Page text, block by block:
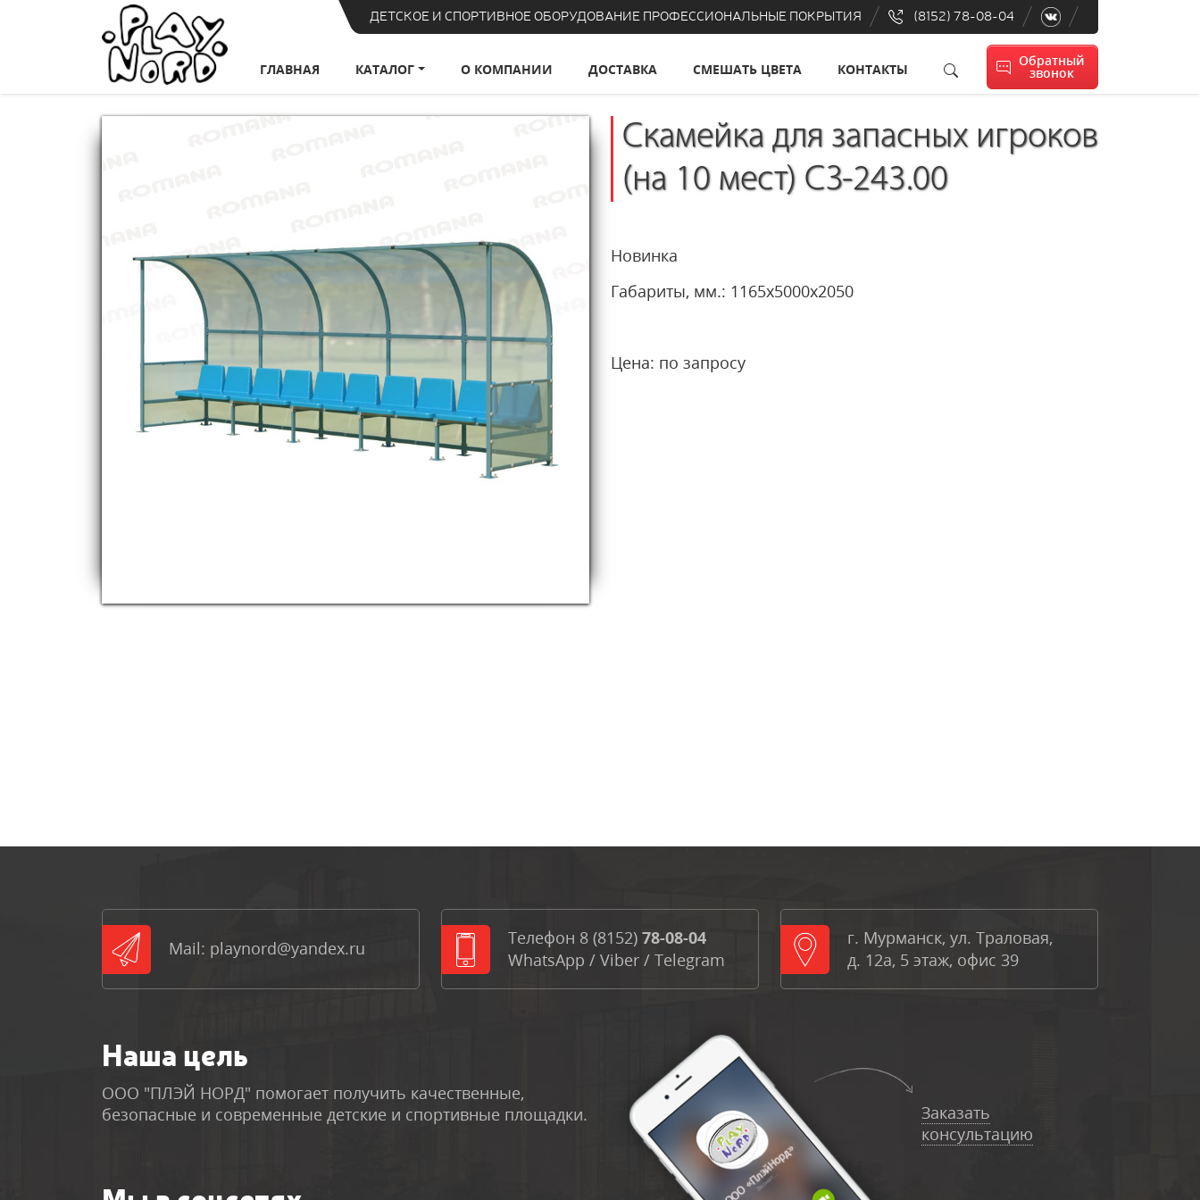
ДЕТСКОЕ И СПОРТИВНОЕ ОБОРУДОВАНИЕ ПРОФЕССИОНАЛЬНЫЕ ПОКРЫТИЯ (8152) 78-08-04
ГЛАВНАЯ КАТАЛОГ О КОМПАНИИ ДОСТАВКА СМЕШАТЬ ЦВЕТА КОНТАКТЫ Обратный
звонок
Скамейка для запасных игроков
(на 10 мест) СЗ-243.00
Новинка
Габариты, мм.: 1165х5000х2050
Цена: по запросу
Mail: playnord@yandex.ru Телефон 8 (8152) 78-08-04
WhatsApp / Viber / Telegram
г. Мурманск, ул. Траловая,
д. 12а, 5 этаж, офис 39
Наша цель
ООО "ПЛЭЙ НОРД" помогает получить качественные,
безопасные и современные детские и спортивные площадки.
Заказать
консультацию